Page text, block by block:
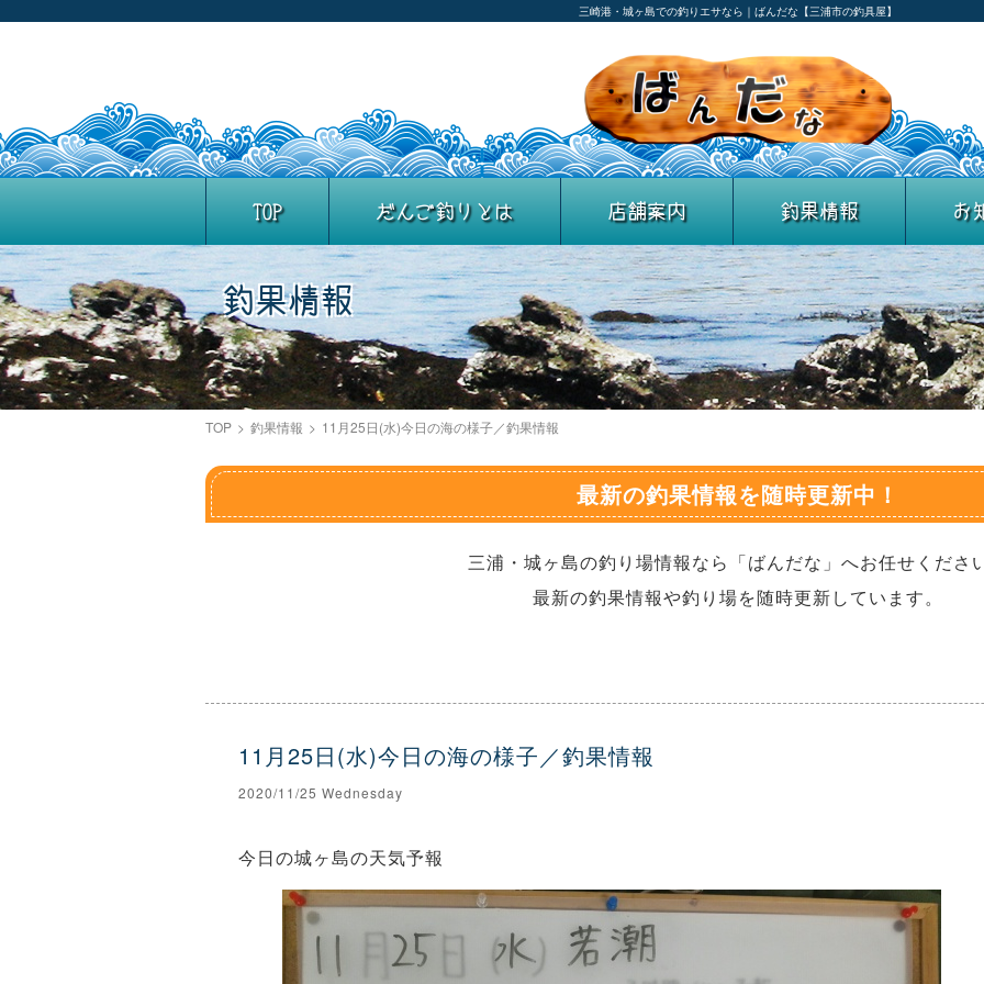
三崎港・城ヶ島での釣りエサなら｜ばんだな【三浦市の釣具屋】
TOP だんご釣りとは 店舗案内 釣果情報 お
釣果情報
TOP > 釣果情報 > 11月25日(水)今日の海の様子／釣果情報
最新の釣果情報を随時更新中！
三浦・城ヶ島の釣り場情報なら「ばんだな」へお任せくださ
最新の釣果情報や釣り場を随時更新しています。
11月25日(水)今日の海の様子／釣果情報
2020/11/25 Wednesday
今日の城ヶ島の天気予報